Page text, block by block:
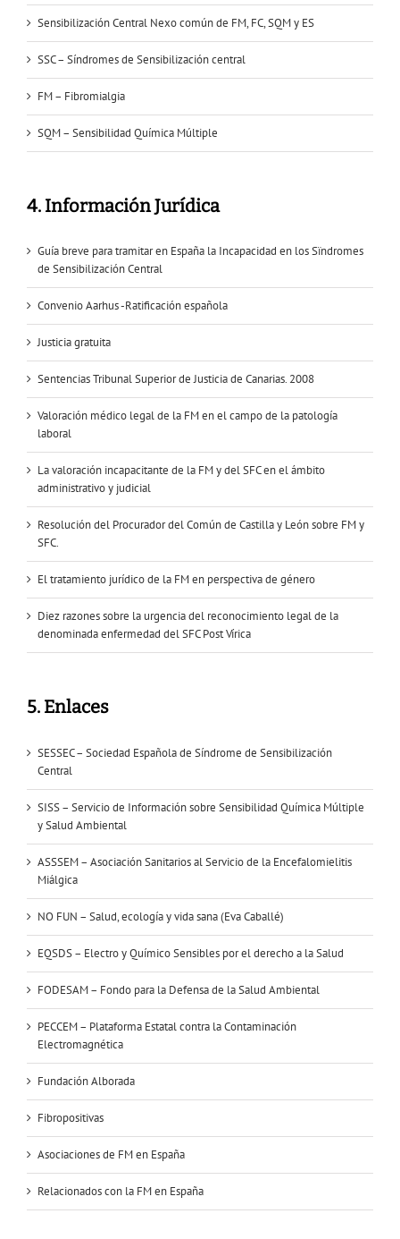
Sensibilización Central Nexo común de FM, FC, SQM y ES
SSC – Síndromes de Sensibilización central
FM – Fibromialgia
SQM – Sensibilidad Química Múltiple
4. Información Jurídica
Guía breve para tramitar en España la Incapacidad en los Sïndromes
de Sensibilización Central
Convenio Aarhus -Ratificación española
Justicia gratuita
Sentencias Tribunal Superior de Justicia de Canarias. 2008
Valoración médico legal de la FM en el campo de la patología
laboral
La valoración incapacitante de la FM y del SFC en el ámbito
administrativo y judicial
Resolución del Procurador del Común de Castilla y León sobre FM y
SFC.
El tratamiento jurídico de la FM en perspectiva de género
Diez razones sobre la urgencia del reconocimiento legal de la
denominada enfermedad del SFC Post Vírica
5. Enlaces
SESSEC – Sociedad Española de Síndrome de Sensibilización
Central
SISS – Servicio de Información sobre Sensibilidad Química Múltiple
y Salud Ambiental
ASSSEM – Asociación Sanitarios al Servicio de la Encefalomielitis
Miálgica
NO FUN – Salud, ecología y vida sana (Eva Caballé)
EQSDS – Electro y Químico Sensibles por el derecho a la Salud
FODESAM – Fondo para la Defensa de la Salud Ambiental
PECCEM – Plataforma Estatal contra la Contaminación
Electromagnética
Fundación Alborada
Fibropositivas
Asociaciones de FM en España
Relacionados con la FM en España